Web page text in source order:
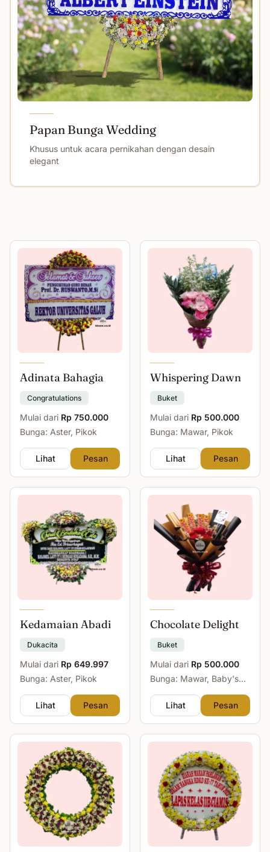
Papan Bunga Wedding
Khusus untuk acara pernikahan dengan desain
elegant
Adinata Bahagia
Congratulations
Mulai dari Rp 750.000
Bunga: Aster, Pikok
Lihat Pesan
Whispering Dawn
Buket
Mulai dari Rp 500.000
Bunga: Mawar, Pikok
Lihat Pesan
Kedamaian Abadi
Dukacita
Mulai dari Rp 649.997
Bunga: Aster, Pikok
Lihat Pesan
Chocolate Delight
Buket
Mulai dari Rp 500.000
Bunga: Mawar, Baby's
Lihat
Pesan